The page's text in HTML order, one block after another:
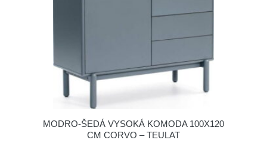
MODRO-ŠEDÁ VYSOKÁ KOMODA 100X120
CM CORVO – TEULAT